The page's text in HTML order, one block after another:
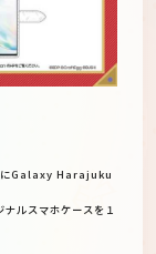
にGalaxy Harajuku
ナルスマホケースを１